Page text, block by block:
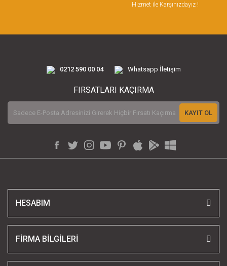
Hizmet ile Karşınızdayız !
0212 590 00 04 Whatsapp İletişim
FIRSATLARI KAÇIRMA
KAYIT OL
HESABIM
FİRMA BİLGİLERİ